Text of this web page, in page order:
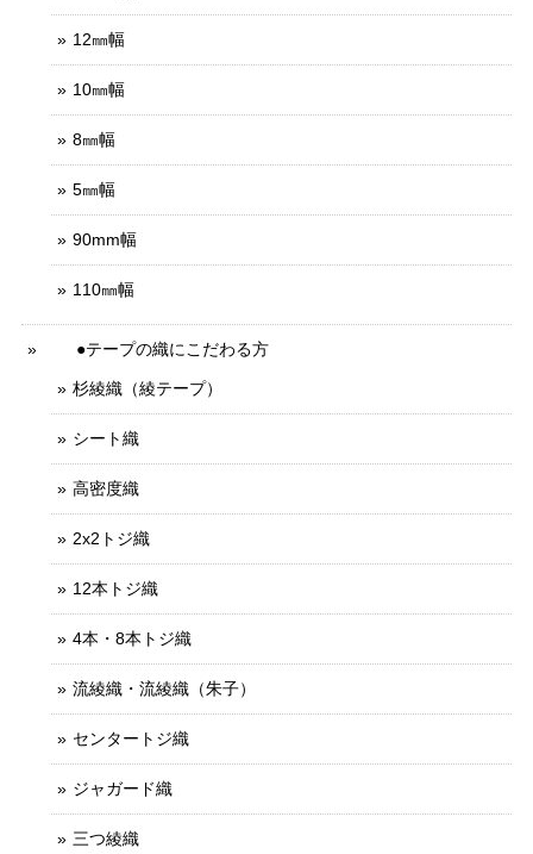
12㎜幅
10㎜幅
8㎜幅
5㎜幅
90mm幅
110㎜幅
●テープの織にこだわる方
杉綾織（綾テープ）
シート織
高密度織
2x2トジ織
12本トジ織
4本・8本トジ織
流綾織・流綾織（朱子）
センタートジ織
ジャガード織
三つ綾織